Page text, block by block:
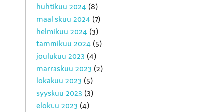
huhtikuu 2024 (8)
maaliskuu 2024 (7)
helmikuu 2024 (3)
tammikuu 2024 (5)
joulukuu 2023 (4)
marraskuu 2023 (2)
lokakuu 2023 (5)
syyskuu 2023 (3)
elokuu 2023 (4)